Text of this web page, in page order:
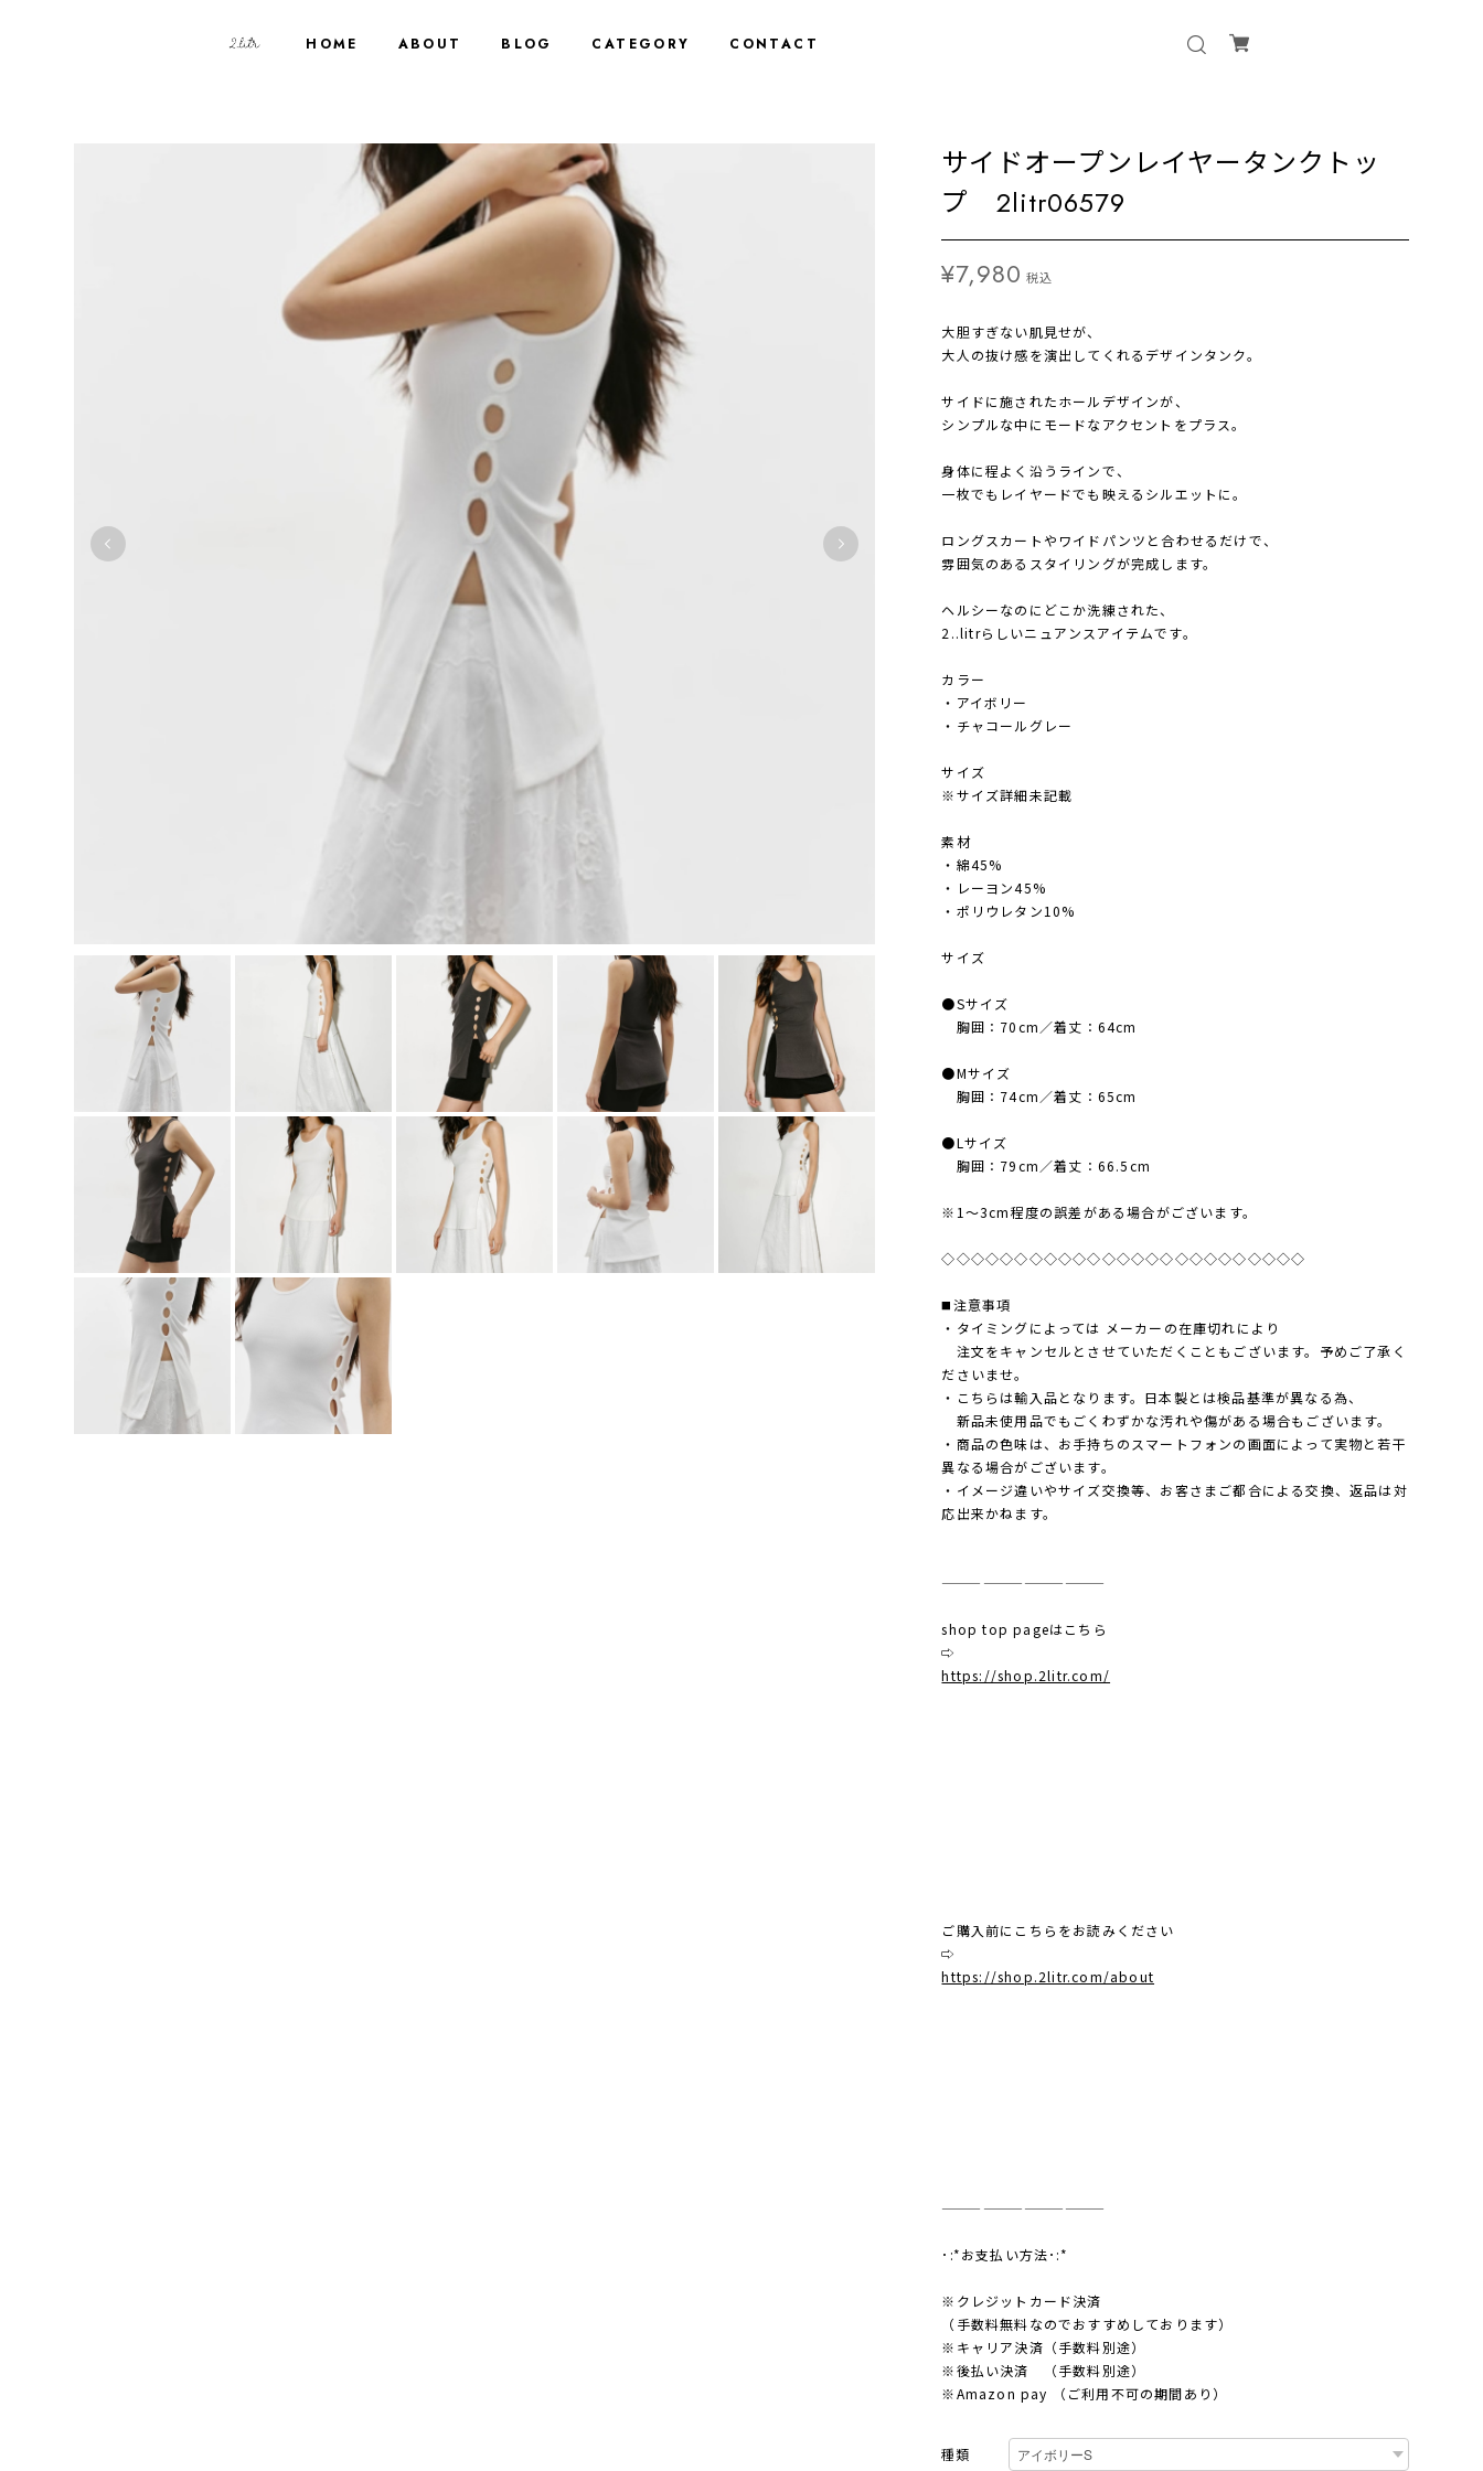
HOME ABOUT BLOG CATEGORY CONTACT
サイドオープンレイヤータンクトッ
プ 2litr06579
¥7,980 税込
大胆すぎない肌見せが、
大人の抜け感を演出してくれるデザインタンク。
サイドに施されたホールデザインが、
シンプルな中にモードなアクセントをプラス。
身体に程よく沿うラインで、
一枚でもレイヤードでも映えるシルエットに。
ロングスカートやワイドパンツと合わせるだけで、
雰囲気のあるスタイリングが完成します。
ヘルシーなのにどこか洗練された、
2..litrらしいニュアンスアイテムです。
カラー
・アイボリー
・チャコールグレー
サイズ
※サイズ詳細未記載
素材
・綿45%
・レーヨン45%
・ポリウレタン10%
サイズ
●Sサイズ
胸囲：70cm／着丈：64cm
●Mサイズ
胸囲：74cm／着丈：65cm
●Lサイズ
胸囲：79cm／着丈：66.5cm
※1〜3cm程度の誤差がある場合がございます。
◇◇◇◇◇◇◇◇◇◇◇◇◇◇◇◇◇◇◇◇◇◇◇◇◇
◼️注意事項
・タイミングによっては メーカーの在庫切れにより
注文をキャンセルとさせていただくこともございます。予めご了承く
ださいませ。
・こちらは輸入品となります。日本製とは検品基準が異なる為、
新品未使用品でもごくわずかな汚れや傷がある場合もございます。
・商品の色味は、お手持ちのスマートフォンの画面によって実物と若干
異なる場合がございます。
・イメージ違いやサイズ交換等、お客さまご都合による交換、返品は対
応出来かねます。
————————————
shop top pageはこちら
⇨
https://shop.2litr.com/
ご購入前にこちらをお読みください
⇨
https://shop.2litr.com/about
————————————
･:*お支払い方法･:*
※クレジットカード決済
（手数料無料なのでおすすめしております）
※キャリア決済（手数料別途）
※後払い決済 （手数料別途）
※Amazon pay （ご利用不可の期間あり）
種類